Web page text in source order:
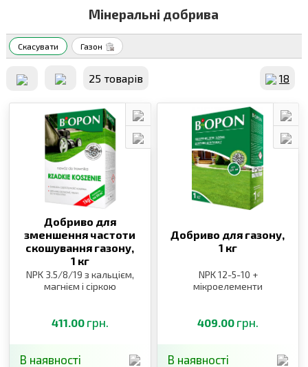
Мінеральні добрива
Скасувати Газон
25 товарiв 18
Добриво для
зменшення частоти
скошування газону,
1 кг
NPK 3.5/8/19 з кальцієм,
магнієм і сіркою
411.00 грн.
В наявності
Добриво для газону,
1 кг
NPK 12-5-10 +
мікроелементи
409.00 грн.
В наявності